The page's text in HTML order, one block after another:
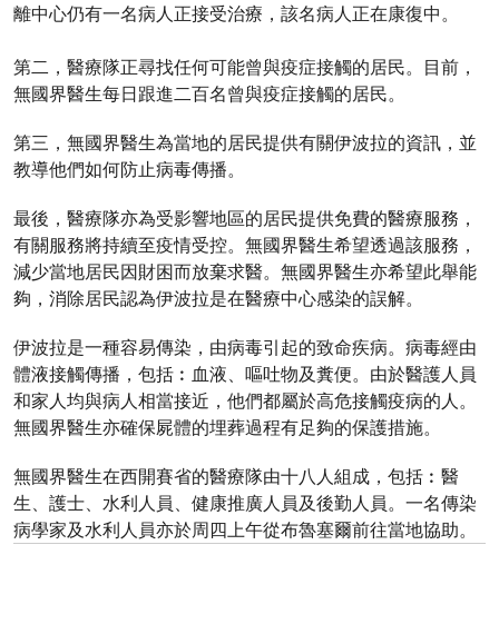
離中心仍有一名病人正接受治療，該名病人正在康復中。
第二，醫療隊正尋找任何可能曾與疫症接觸的居民。目前，
無國界醫生每日跟進二百名曾與疫症接觸的居民。
第三，無國界醫生為當地的居民提供有關伊波拉的資訊，並
教導他們如何防止病毒傳播。
最後，醫療隊亦為受影響地區的居民提供免費的醫療服務，
有關服務將持續至疫情受控。無國界醫生希望透過該服務，
減少當地居民因財困而放棄求醫。無國界醫生亦希望此舉能
夠，消除居民認為伊波拉是在醫療中心感染的誤解。
伊波拉是一種容易傳染，由病毒引起的致命疾病。病毒經由
體液接觸傳播，包括︰血液、嘔吐物及糞便。由於醫護人員
和家人均與病人相當接近，他們都屬於高危接觸疫病的人。
無國界醫生亦確保屍體的埋葬過程有足夠的保護措施。
無國界醫生在西開賽省的醫療隊由十八人組成，包括︰醫
生、護士、水利人員、健康推廣人員及後勤人員。一名傳染
病學家及水利人員亦於周四上午從布魯塞爾前往當地協助。